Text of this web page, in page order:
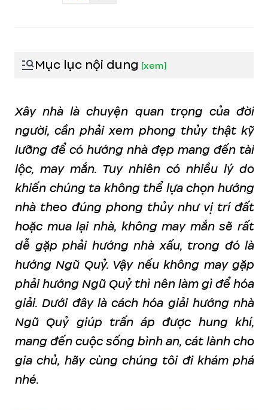
Mục lục nội dung [xem]
Xây nhà là chuyện quan trọng của đời
người, cần phải xem phong thủy thật kỹ
lưỡng để có hướng nhà đẹp mang đến tài
lộc, may mắn. Tuy nhiên có nhiều lý do
khiến chúng ta không thể lựa chọn hướng
nhà theo đúng phong thủy như vị trí đất
hoặc mua lại nhà, không may mắn sẽ rất
dễ gặp phải hướng nhà xấu, trong đó là
hướng Ngũ Quỷ. Vậy nếu không may gặp
phải hướng Ngũ Quỷ thì nên làm gì để hóa
giải. Dưới đây là cách hóa giải hướng nhà
Ngũ Quỷ giúp trấn áp được hung khí,
mang đến cuộc sống bình an, cát lành cho
gia chủ, hãy cùng chúng tôi đi khám phá
nhé.